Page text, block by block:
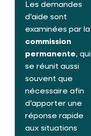
Les demandes
d’aide sont
examinées par la
commission
permanente, qui
se réunit aussi
souvent que
nécessaire afin
d’apporter une
réponse rapide
aux situations